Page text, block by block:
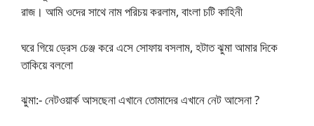
রাজ। আমি ওদের সাথে নাম পরিচয় করলাম, বাংলা চটি কাহিনী
ঘরে গিয়ে ড্রেস চেঞ্জ করে এসে সোফায় বসলাম, হটাত ঝুমা আমার দিকে
তাকিয়ে বললো
ঝুমা:- নেটওয়ার্ক আসছেনা এখানে তোমাদের এখানে নেট আসেনা ?